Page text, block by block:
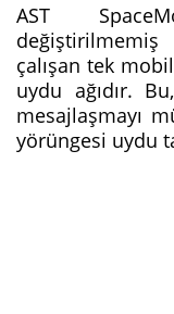
AST
çalışan tek
uydu ağıdır.
mesajlaşmayı
yörüngesi uydu